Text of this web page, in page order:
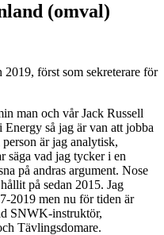
(omval)
först som sekreterare för
man och vår Jack Russell
så jag är van att jobba
är jag analytisk,
säga vad jag tycker i en
på andras argument. Nose
på sedan 2015. Jag
2019 men nu för tiden är
SNWK-instruktör,
Tävlingsdomare.